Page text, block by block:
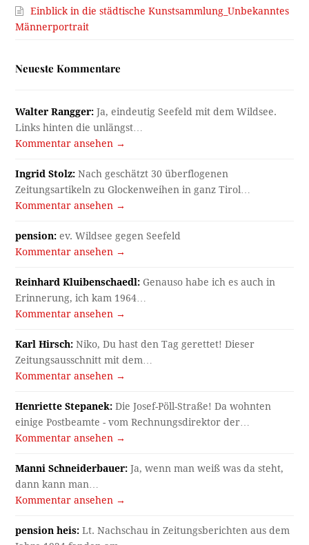
Einblick in die städtische Kunstsammlung_Unbekanntes
Männerportrait
Neueste Kommentare
Walter Rangger: Ja, eindeutig Seefeld mit dem Wildsee.
Links hinten die unlängst…
Kommentar ansehen →
Ingrid Stolz: Nach geschätzt 30 überflogenen
Zeitungsartikeln zu Glockenweihen in ganz Tirol…
Kommentar ansehen →
pension: ev. Wildsee gegen Seefeld
Kommentar ansehen →
Reinhard Kluibenschaedl: Genauso habe ich es auch in
Erinnerung, ich kam 1964…
Kommentar ansehen →
Karl Hirsch: Niko, Du hast den Tag gerettet! Dieser
Zeitungsausschnitt mit dem…
Kommentar ansehen →
Henriette Stepanek: Die Josef-Pöll-Straße! Da wohnten
einige Postbeamte - vom Rechnungsdirektor der…
Kommentar ansehen →
Manni Schneiderbauer: Ja, wenn man weiß was da steht,
dann kann man…
Kommentar ansehen →
pension heis: Lt. Nachschau in Zeitungsberichten aus dem